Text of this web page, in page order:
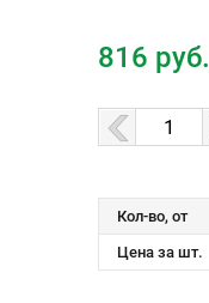
816 руб.
Кол-во, от
Цена за шт.